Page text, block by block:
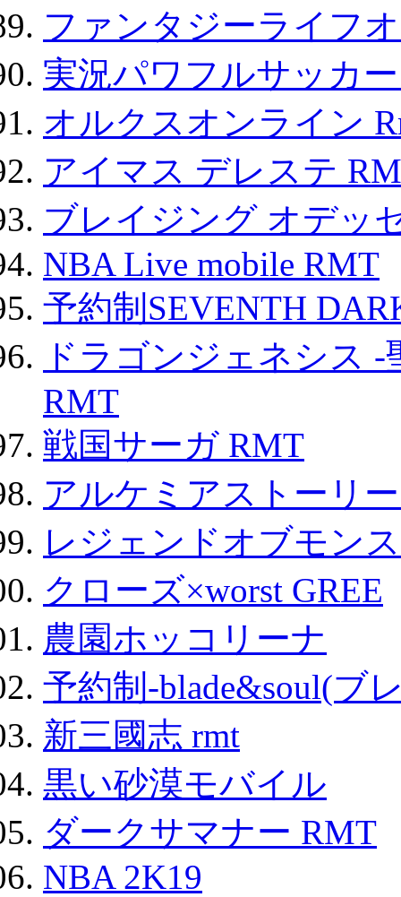
ファンタジーライフ
実況パワフルサッカ
オルクスオンライン
アイマス デレステ
ブレイジング オデッ
NBA Live mobile RMT
予約制SEVENTH
ドラゴンジェネシス
RMT
戦国サーガ RMT
アルケミアストーリ
レジェンドオブモン
クローズ×worst GREE
農園ホッコリーナ
予約制-blade&soul(ブ
新三國志 rmt
黒い砂漠モバイル
ダークサマナー RMT
NBA 2K19